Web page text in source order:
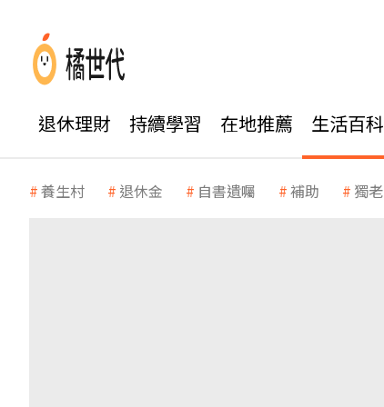
退休理財 持續學習 在地推薦 生活百科
養生村 退休金 自書遺囑 補助 獨老